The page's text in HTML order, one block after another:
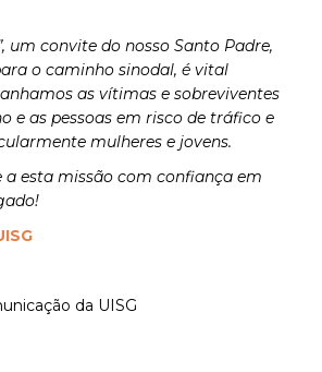
um convite do nosso Santo Padre,
o caminho sinodal, é vital
as vítimas e sobreviventes
e as pessoas em risco de tráfico e
mulheres e jovens.
esta missão com confiança em
da UISG